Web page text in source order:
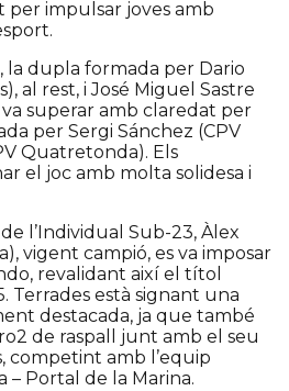
per impulsar joves amb
la dupla formada per Dario
al rest, i José Miguel Sastre
va superar amb claredat per
per Sergi Sánchez (CPV
Quatretonda). Els
el joc amb molta solidesa i
l’Individual Sub-23, Àlex
vigent campió, es va imposar
revalidant així el títol
Terrades està signant una
destacada, ja que també
de raspall junt amb el seu
competint amb l’equip
– Portal de la Marina.